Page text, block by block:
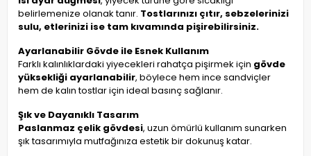
belirlemenize olanak tanır. Tostlarınızı çıtır, sebzelerinizi
sulu, etlerinizi ise tam kıvamında pişirebilirsiniz.
Ayarlanabilir Gövde ile Esnek Kullanım
Farklı kalınlıklardaki yiyecekleri rahatça pişirmek için gövde
yüksekliği ayarlanabilir, böylece hem ince sandviçler
hem de kalın tostlar için ideal basınç sağlanır.
Şık ve Dayanıklı Tasarım
Paslanmaz çelik gövdesi, uzun ömürlü kullanım sunarken
şık tasarımıyla mutfağınıza estetik bir dokunuş katar.